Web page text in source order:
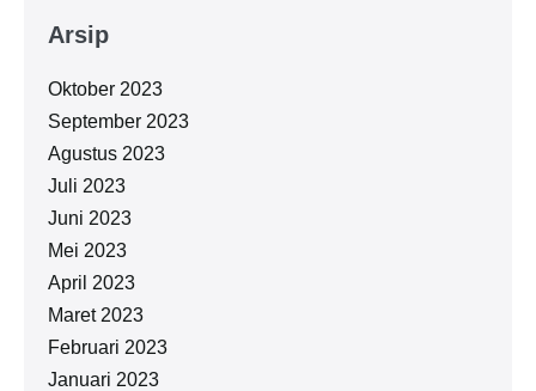
Arsip
Oktober 2023
September 2023
Agustus 2023
Juli 2023
Juni 2023
Mei 2023
April 2023
Maret 2023
Februari 2023
Januari 2023